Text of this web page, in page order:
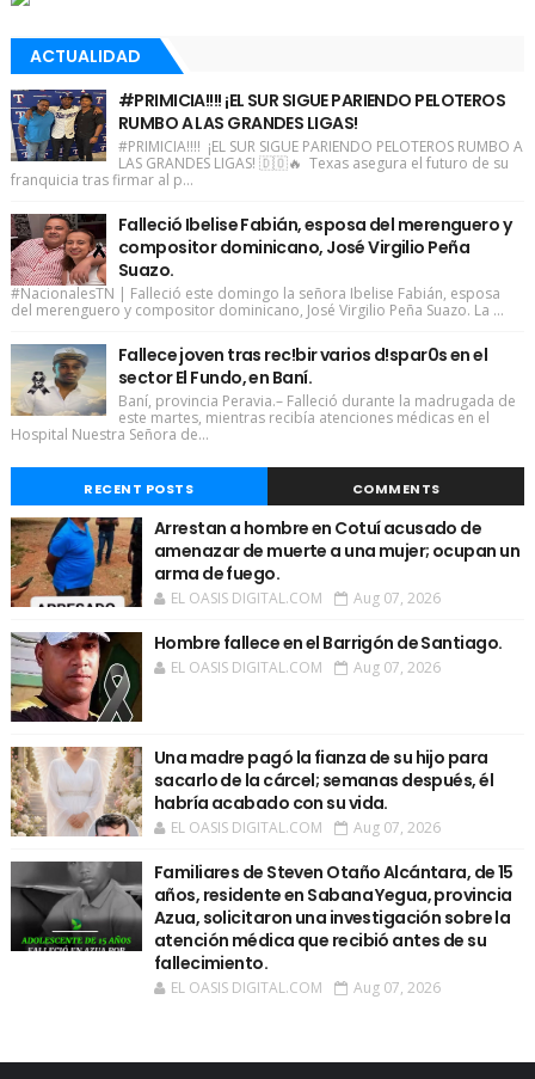
ACTUALIDAD
#PRIMICIA!!!! ¡EL SUR SIGUE PARIENDO PELOTEROS
RUMBO A LAS GRANDES LIGAS!
#PRIMICIA!!!! ¡EL SUR SIGUE PARIENDO PELOTEROS RUMBO A
LAS GRANDES LIGAS! 🇩🇴🔥 Texas asegura el futuro de su
franquicia tras firmar al p...
Falleció Ibelise Fabián, esposa del merenguero y
compositor dominicano, José Virgilio Peña
Suazo.
#NacionalesTN | Falleció este domingo la señora Ibelise Fabián, esposa
del merenguero y compositor dominicano, José Virgilio Peña Suazo. La ...
Fallece joven tras rec!bir varios d!spar0s en el
sector El Fundo, en Baní.
Baní, provincia Peravia.– Falleció durante la madrugada de
este martes, mientras recibía atenciones médicas en el
Hospital Nuestra Señora de...
RECENT POSTS COMMENTS
Arrestan a hombre en Cotuí acusado de
amenazar de muerte a una mujer; ocupan un
arma de fuego.
EL OASIS DIGITAL.COM Aug 07, 2026
Hombre fallece en el Barrigón de Santiago.
EL OASIS DIGITAL.COM Aug 07, 2026
Una madre pagó la fianza de su hijo para
sacarlo de la cárcel; semanas después, él
habría acabado con su vida.
EL OASIS DIGITAL.COM Aug 07, 2026
Familiares de Steven Otaño Alcántara, de 15
años, residente en Sabana Yegua, provincia
Azua, solicitaron una investigación sobre la
atención médica que recibió antes de su
fallecimiento.
EL OASIS DIGITAL.COM Aug 07, 2026